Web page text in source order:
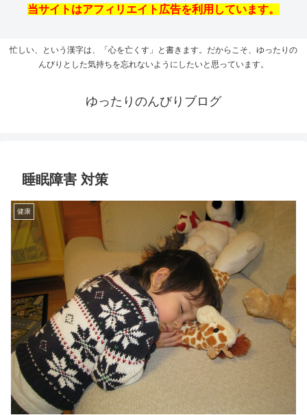
当サイトはアフィリエイト広告を利用しています。
忙しい、という漢字は、「心を亡くす」と書きます。だからこそ、ゆったりの
んびりとした気持ちを忘れないようにしたいと思っています。
ゆったりのんびりブログ
睡眠障害 対策
健康